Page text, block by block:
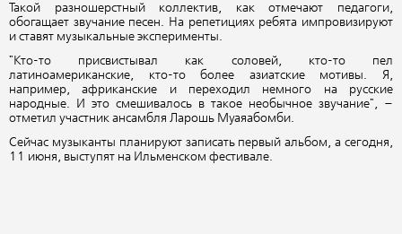
Такой разношерстный коллектив, как отмечают педагоги,
обогащает звучание песен. На репетициях ребята импровизируют
и ставят музыкальные эксперименты.
"Кто-то присвистывал как соловей, кто-то пел
латиноамериканские, кто-то более азиатские мотивы. Я,
например, африканские и переходил немного на русские
народные. И это смешивалось в такое необычное звучание", –
отметил участник ансамбля Ларошь Муаяабомби.
Сейчас музыканты планируют записать первый альбом, а сегодня,
11 июня, выступят на Ильменском фестивале.